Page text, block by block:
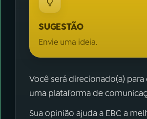
SUGESTÃO
Envie uma ideia.
Você será direcionado(a) para
uma plataforma de
Sua opinião ajuda a EBC a